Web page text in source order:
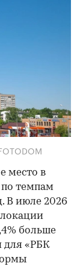
место в
темпам
В июле 2026
локации
больше
для «РБК